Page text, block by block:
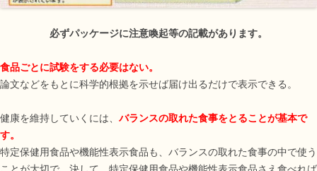
必ずパッケージに注意喚起等の記載があります。
食品ごとに試験をする必要はない。
論文などをもとに科学的根拠を示せば届け出るだけで表示できる。
健康を維持していくには、 バランスの取れた食事をとることが基本で
す。
特定保健用食品や機能性表示食品も、バランスの取れた食事の中で使う